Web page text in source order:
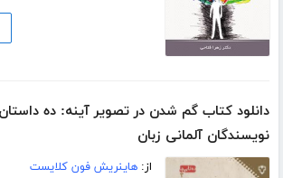
دانلود کتاب گم شدن در تصویر آینه: ده داستان
نویسندگان آلمانی زبان
از:هاینریش فون کلایست